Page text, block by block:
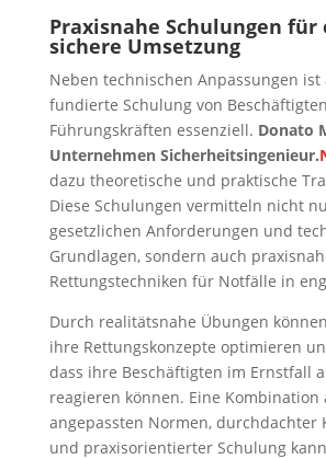
Praxisnahe Schulungen für
sichere Umsetzung
Neben technischen Anpassungen ist
fundierte Schulung von
Führungskräften essenziell. Donato
Unternehmen Sicherheitsingenieur.
dazu theoretische und praktische
Diese Schulungen vermitteln nicht
gesetzlichen Anforderungen und
Grundlagen, sondern auch
Rettungstechniken für Notfälle in
Durch realitätsnahe Übungen
ihre Rettungskonzepte optimieren
dass ihre Beschäftigten im Ernstfall
reagieren können. Eine Kombination
angepassten Normen, durchdachter
und praxisorientierter Schulung